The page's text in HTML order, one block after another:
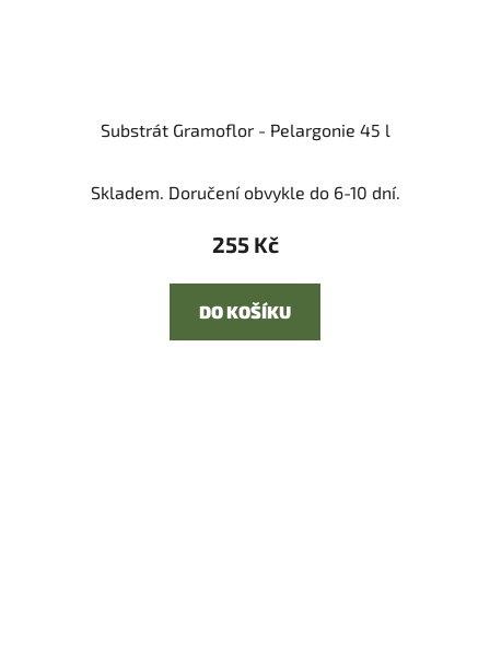
Substrát Gramoflor - Pelargonie 45 l
Skladem. Doručení obvykle do 6-10 dní.
255 Kč
DO KOŠÍKU